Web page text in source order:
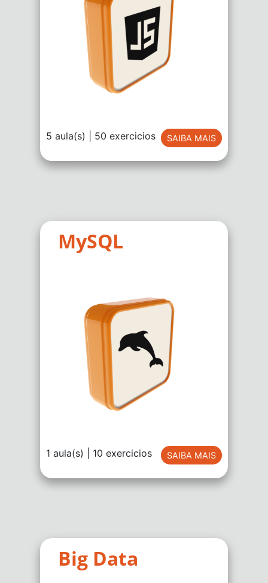
5 aula(s) | 50 exercicios SAIBA MAIS
MySQL
1 aula(s) | 10 exercicios SAIBA MAIS
Big Data